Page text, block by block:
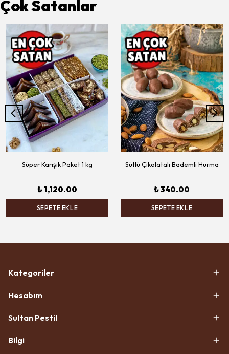
Çok Satanlar
Süper Karışık Paket 1 kg
₺ 1,120.00
SEPETE EKLE
Sütlü Çikolatalı Bademli Hurma
₺ 340.00
SEPETE EKLE
Kategoriler
Hesabım
Sultan Pestil
Bilgi